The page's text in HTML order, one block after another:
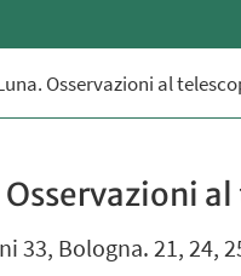
Osservazioni al
Osservazioni
33, Bologna. 21, 24,